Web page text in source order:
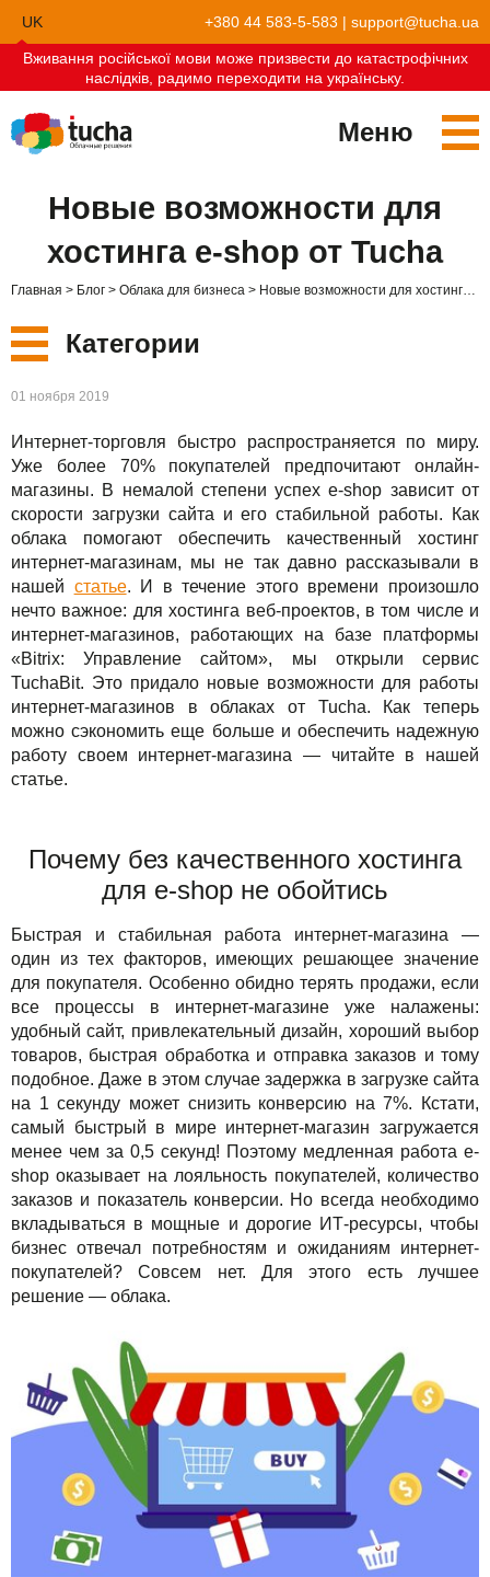
UK
EN
+380 44 583-5-583 | support@tucha.ua
Вживання російської мови може призвести до катастрофічних
наслідків, радимо переходити на українську.
Меню
TuchaMetal
TuchaBackup
TuchaHosting
Хостинг сайтов-конструкторов
Удаленный офис
Реселінг хостингу
Компания
Карьера
Контакты
Новые возможности для
хостинга e-shop от Tucha
Главная Блог Облака для бизнеса Новые возможности для хостинга e-shop от Tucha
Категории
Новые
Сервисы
Решения
Для бизнеса
Техподдержка
Инструкции
FAQ
Интервью
События
Праздники
Акции
01 ноября 2019
Интернет-торговля быстро распространяется по миру.
Уже более 70% покупателей предпочитают онлайн-
магазины. В немалой степени успех e-shop зависит от
скорости загрузки сайта и его стабильной работы. Как
облака помогают обеспечить качественный хостинг
интернет-магазинам, мы не так давно рассказывали в
нашей статье. И в течение этого времени произошло
нечто важное: для хостинга веб-проектов, в том числе и
интернет-магазинов, работающих на базе платформы
«Bitrix: Управление сайтом», мы открыли сервис
TuchaBit. Это придало новые возможности для работы
интернет-магазинов в облаках от Tucha. Как теперь
можно сэкономить еще больше и обеспечить надежную
работу своем интернет-магазина — читайте в нашей
статье.
Почему без качественного хостинга
для e-shop не обойтись
Быстрая и стабильная работа интернет-магазина —
один из тех факторов, имеющих решающее значение
для покупателя. Особенно обидно терять продажи, если
все процессы в интернет-магазине уже налажены:
удобный сайт, привлекательный дизайн, хороший выбор
товаров, быстрая обработка и отправка заказов и тому
подобное. Даже в этом случае задержка в загрузке сайта
на 1 секунду может снизить конверсию на 7%. Кстати,
самый быстрый в мире интернет-магазин загружается
менее чем за 0,5 секунд! Поэтому медленная работа e-
shop оказывает на лояльность покупателей, количество
заказов и показатель конверсии. Но всегда необходимо
вкладываться в мощные и дорогие ИТ-ресурсы, чтобы
бизнес отвечал потребностям и ожиданиям интернет-
покупателей? Совсем нет. Для этого есть лучшее
решение — облака.